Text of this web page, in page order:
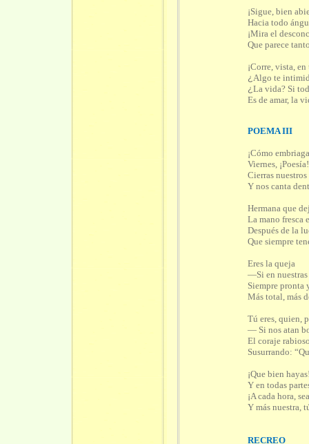
¡Sigue, bien
Hacia todo
¡Mira el
Que parece
¡Corre, vista,
¿ Algo te
¿La vida? Si
Es de amar, la
POEMA III
¡Cómo
Viernes, ¡
Cierras
Y nos canta
Hermana que
La mano fresca
Después de la
Que siempre
Eres la queja
—Si en
Siempre pronta
Más total, más
Tú eres, quien,
— Si nos atan
El coraje
Susurrando:
¡Que bien
Y en todas
¡A cada hora,
Y más nuestra,
RECREO